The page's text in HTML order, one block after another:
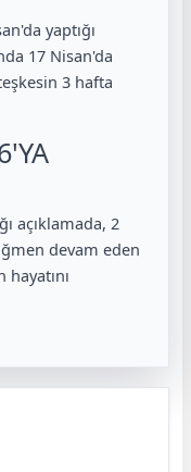
yaptığı
17 Nisan'da
3 hafta
açıklamada, 2
devam eden